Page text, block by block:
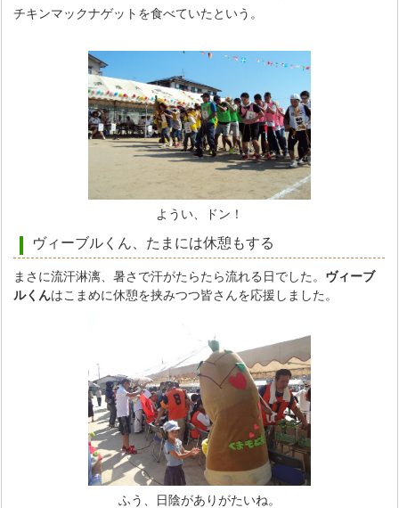
チキンマックナゲットを食べていたという。
ようい、ドン！
ヴィーブルくん、たまには休憩もする
まさに流汗淋漓、暑さで汗がたらたら流れる日でした。 ヴィーブ
ルくんはこまめに休憩を挟みつつ皆さんを応援しました。
ふう、日陰がありがたいね。